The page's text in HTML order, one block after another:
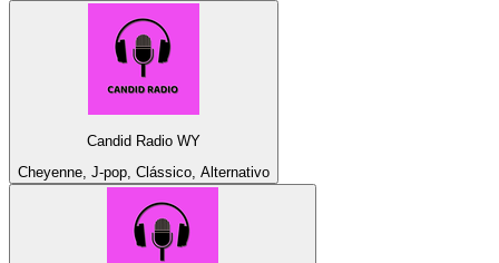
Candid Radio WY
Cheyenne, J-pop, Clássico, Alternativo